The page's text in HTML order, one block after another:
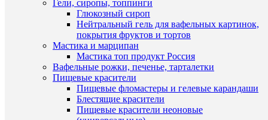
Гели, сиропы, топпинги
Глюкозный сироп
Нейтральный гель для вафельных картинок,
покрытия фруктов и тортов
Мастика и марципан
Мастика топ продукт Россия
Вафельные рожки, печенье, тарталетки
Пищевые красители
Пищевые фломастеры и гелевые карандаши
Блестящие красители
Пищевые красители неоновые
В
клик